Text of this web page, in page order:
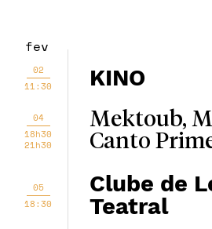
fev
02
11:30
KINO
04
18h30
21h30
Mektoub,
Canto
05
18:30
Clube de
Teatral